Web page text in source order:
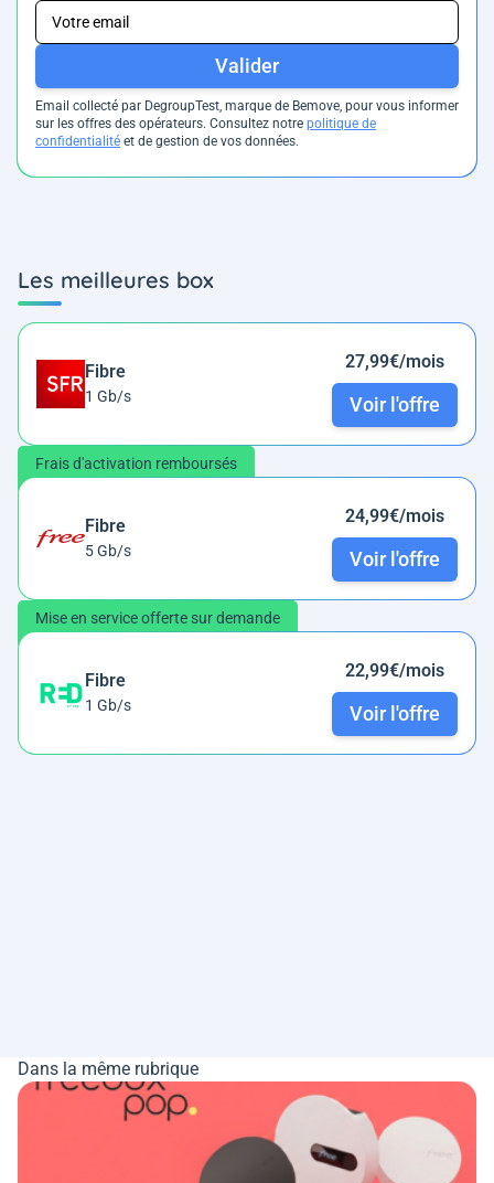
Valider
Email collecté par DegroupTest, marque de Bemove, pour vous informer
sur les offres des opérateurs. Consultez notre politique de
confidentialité et de gestion de vos données.
Les meilleures box
Fibre
1 Gb/s
27,99€/mois
Voir l'offre
Frais d'activation remboursés
Fibre
5 Gb/s
24,99€/mois
Voir l'offre
Mise en service offerte sur demande
Fibre
1 Gb/s
22,99€/mois
Voir l'offre
Dans la même rubrique